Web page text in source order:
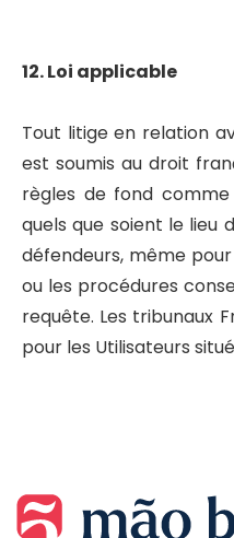
12. Loi applicable
Tout litige en relation
est soumis au droit
règles de fond
quels que soient le lieu
défendeurs, même
ou les procédures
requête. Les tribunaux
pour les Utilisateurs